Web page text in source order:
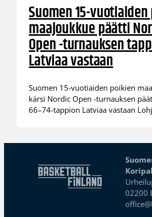
Suomen 15-
maajoukkue päätti
Open -turnauksen
Latviaa vastaan
Suomen 15-vuotiaiden poikien
kärsi Nordic Open -turnauksen
66–74-tappion Latviaa vastaan
02200